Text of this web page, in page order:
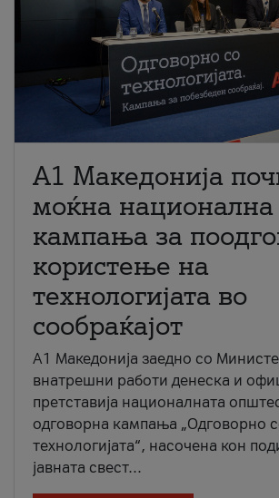
A1 Македонија
моќна национална
кампања за
користење на
технологијата во
сообраќајот
A1 Македонија заедно со
внатрешни работи денеска и
претставија националната
одговорна кампања „Одговорно
технологијата“, насочена кон
јавната свест...